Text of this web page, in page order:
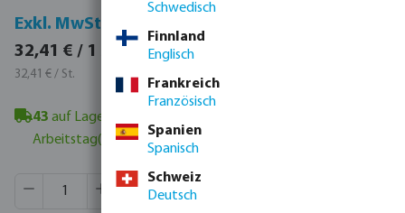
Exkl. MwSt.
32,41 € / 1 St.
32,41 € / St.
38,57 € / 1 St.
43 auf Lager in Veghel, NL
Arbeitstag(e)
Produkt Anzahl: Gib den gewünschten Wert ein oder
VE:
30 St.
Schwedisch
Finnland
Englisch
Frankreich
Französisch
Spanien
Spanisch
Schweiz
Deutsch